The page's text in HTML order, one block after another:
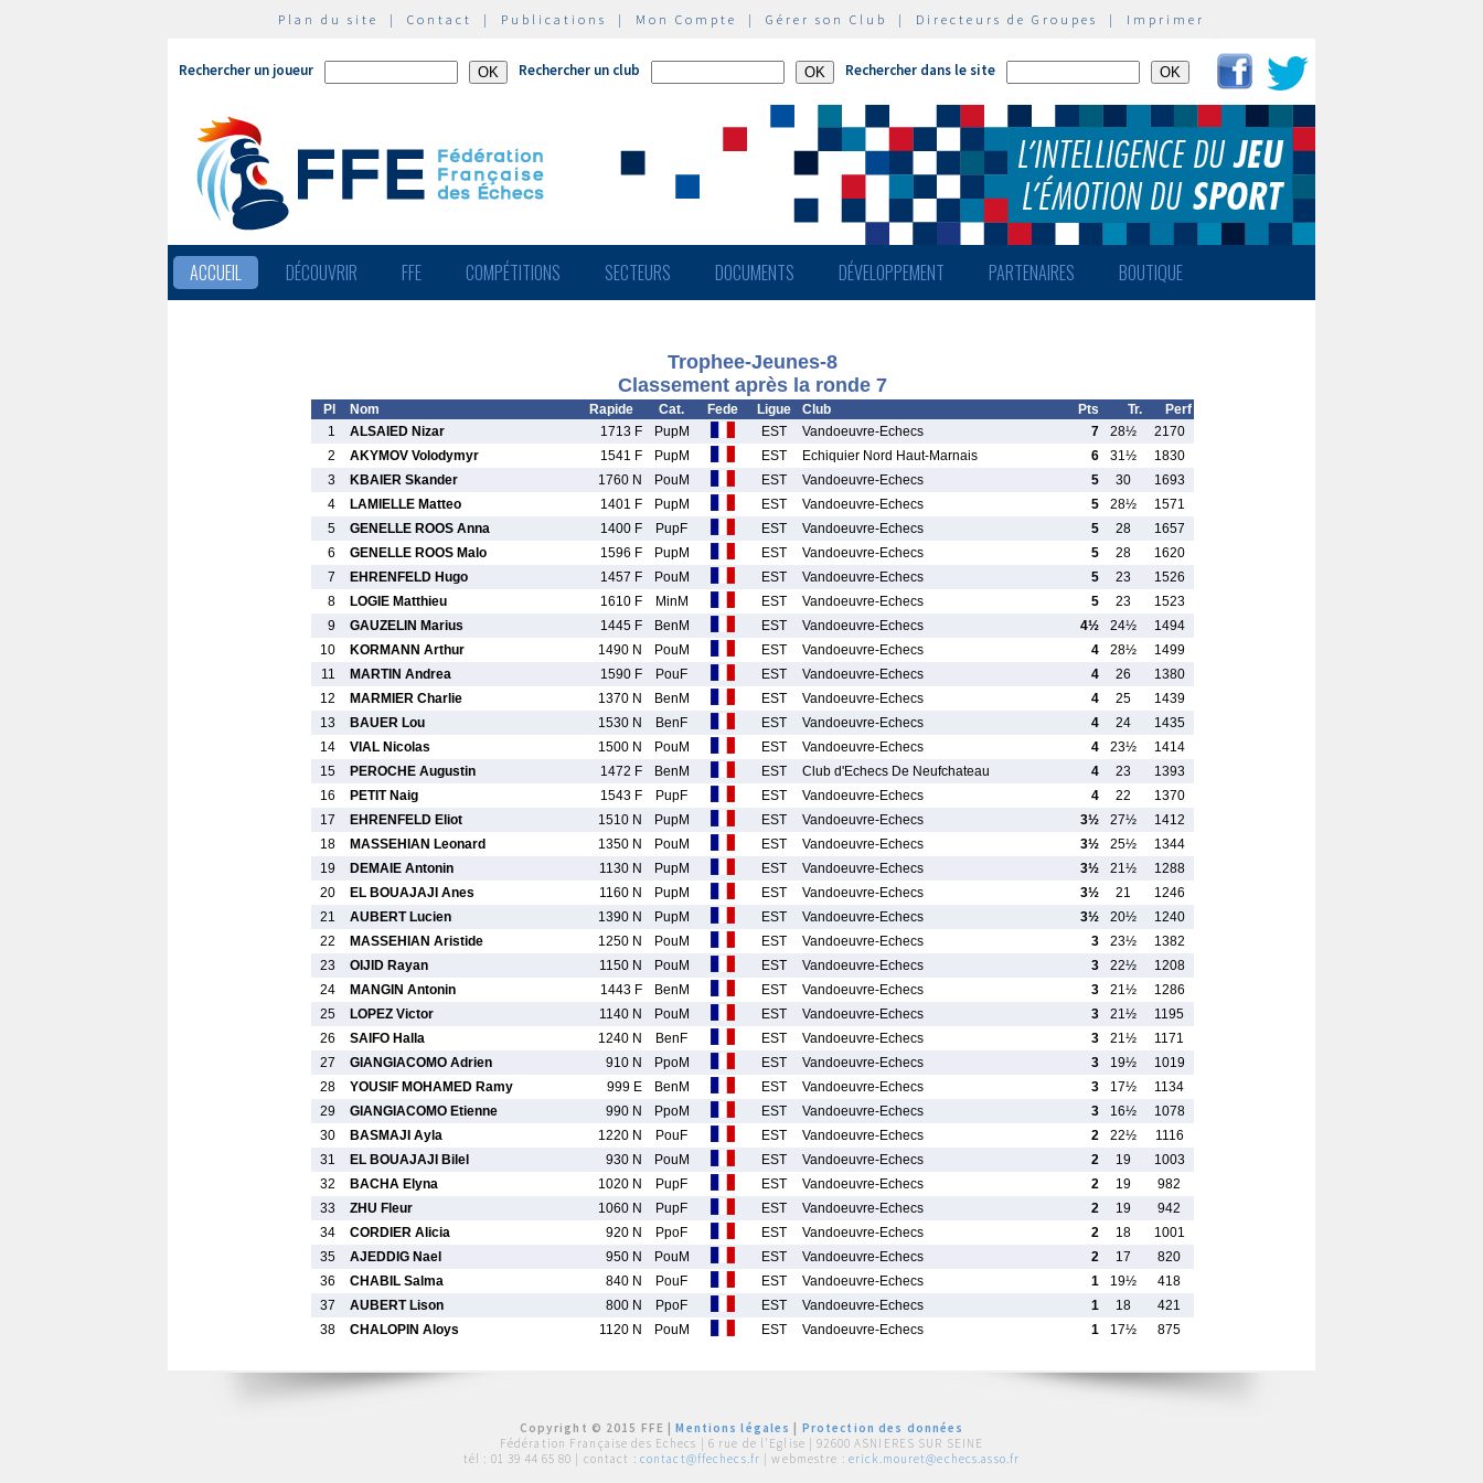
Plan du site | Contact | Publications | Mon Compte | Gérer son Club | Directeurs de Groupes | Imprimer
Rechercher un joueur Rechercher un club Rechercher dans le site
ACCUEIL DÉCOUVRIR FFE COMPÉTITIONS SECTEURS DOCUMENTS DÉVELOPPEMENT PARTENAIRES BOUTIQUE
Trophee-Jeunes-8
Classement après la ronde 7
Pl Nom Rapide Cat. Fede Ligue Club Pts Tr.
Perf
1
ALSAIED Nizar 1713 F PupM EST Vandoeuvre-Echecs 7 28½
2170
2
AKYMOV Volodymyr 1541 F PupM EST Echiquier Nord Haut-Marnais 6 31½
1830
3
KBAIER Skander 1760 N PouM EST Vandoeuvre-Echecs 5 30
1693
4
LAMIELLE Matteo 1401 F PupM EST Vandoeuvre-Echecs 5 28½
1571
5
GENELLE ROOS Anna 1400 F PupF EST Vandoeuvre-Echecs 5 28
1657
6
GENELLE ROOS Malo 1596 F PupM EST Vandoeuvre-Echecs 5 28
1620
7
EHRENFELD Hugo 1457 F PouM EST Vandoeuvre-Echecs 5 23
1526
8
LOGIE Matthieu 1610 F MinM EST Vandoeuvre-Echecs 5 23
1523
9
GAUZELIN Marius 1445 F BenM EST Vandoeuvre-Echecs 4½ 24½
1494
10
KORMANN Arthur 1490 N PouM EST Vandoeuvre-Echecs 4 28½
1499
11
MARTIN Andrea 1590 F PouF EST Vandoeuvre-Echecs 4 26
1380
12
MARMIER Charlie 1370 N BenM EST Vandoeuvre-Echecs 4 25
1439
13
BAUER Lou 1530 N BenF EST Vandoeuvre-Echecs 4 24
1435
14
VIAL Nicolas 1500 N PouM EST Vandoeuvre-Echecs 4 23½
1414
15
PEROCHE Augustin 1472 F BenM EST Club d'Echecs De Neufchateau 4 23
1393
16
PETIT Naig 1543 F PupF EST Vandoeuvre-Echecs 4 22
1370
17
EHRENFELD Eliot 1510 N PupM EST Vandoeuvre-Echecs 3½ 27½
1412
18
MASSEHIAN Leonard 1350 N PouM EST Vandoeuvre-Echecs 3½ 25½
1344
19
DEMAIE Antonin 1130 N PupM EST Vandoeuvre-Echecs 3½ 21½
1288
20
EL BOUAJAJI Anes 1160 N PupM EST Vandoeuvre-Echecs 3½ 21
1246
21
AUBERT Lucien 1390 N PupM EST Vandoeuvre-Echecs 3½ 20½
1240
22
MASSEHIAN Aristide 1250 N PouM EST Vandoeuvre-Echecs 3 23½
1382
23
OIJID Rayan 1150 N PouM EST Vandoeuvre-Echecs 3 22½
1208
24
MANGIN Antonin 1443 F BenM EST Vandoeuvre-Echecs 3 21½
1286
25
LOPEZ Victor 1140 N PouM EST Vandoeuvre-Echecs 3 21½
1195
26
SAIFO Halla 1240 N BenF EST Vandoeuvre-Echecs 3 21½
1171
27
GIANGIACOMO Adrien 910 N PpoM EST Vandoeuvre-Echecs 3 19½
1019
28
YOUSIF MOHAMED Ramy 999 E BenM EST Vandoeuvre-Echecs 3 17½
1134
29
GIANGIACOMO Etienne 990 N PpoM EST Vandoeuvre-Echecs 3 16½
1078
30
BASMAJI Ayla 1220 N PouF EST Vandoeuvre-Echecs 2 22½
1116
31
EL BOUAJAJI Bilel 930 N PouM EST Vandoeuvre-Echecs 2 19
1003
32
BACHA Elyna 1020 N PupF EST Vandoeuvre-Echecs 2 19
982
33
ZHU Fleur 1060 N PupF EST Vandoeuvre-Echecs 2 19
942
34
CORDIER Alicia 920 N PpoF EST Vandoeuvre-Echecs 2 18
1001
35
AJEDDIG Nael 950 N PouM EST Vandoeuvre-Echecs 2 17
820
36
CHABIL Salma 840 N PouF EST Vandoeuvre-Echecs 1 19½
418
37
AUBERT Lison 800 N PpoF EST Vandoeuvre-Echecs 1 18
421
38
CHALOPIN Aloys 1120 N PouM EST Vandoeuvre-Echecs 1 17½ 875
Copyright © 2015 FFE |Mentions légales
Protection des données
Fédération Française des Echecs | 6 rue de l'Eglise | 92600 ASNIERES SUR SEINE
tél : 01 39 44 65 80 | contact : contact@ffechecs.fr | webmestre : erick.mouret@echecs.asso.fr